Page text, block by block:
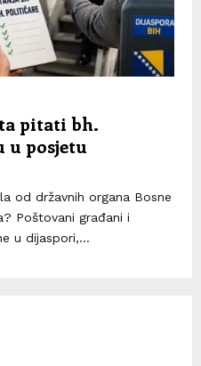
pitati bh.
u posjetu
od državnih organa Bosne
Poštovani građani i
u dijaspori,...